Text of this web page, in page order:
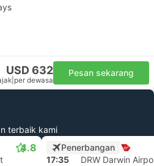
USD 632
per dewasa
Pesan sekarang
terbaik kami
4.8
Penerbangan
17:35
DRW Darwin